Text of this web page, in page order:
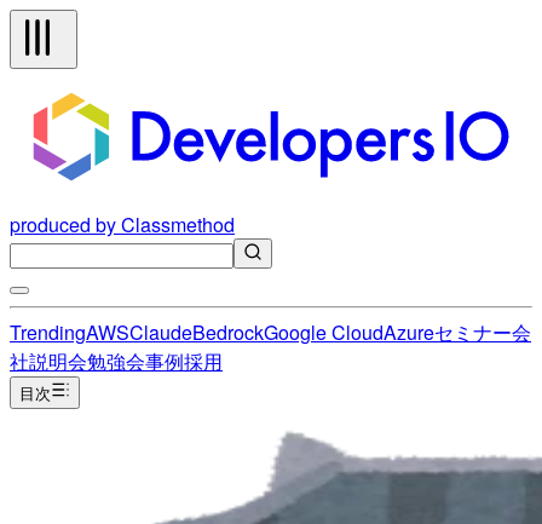
produced by Classmethod
TrendingAWSClaudeBedrockGoogle CloudAzureセミナー会
社説明会勉強会事例採用
目次